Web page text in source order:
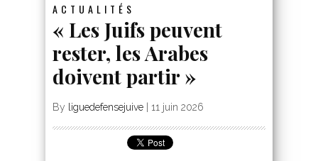
ACTUALITÉS
« Les Juifs peuvent
rester, les Arabes
doivent partir »
By liguedefensejuive 11 juin 2026